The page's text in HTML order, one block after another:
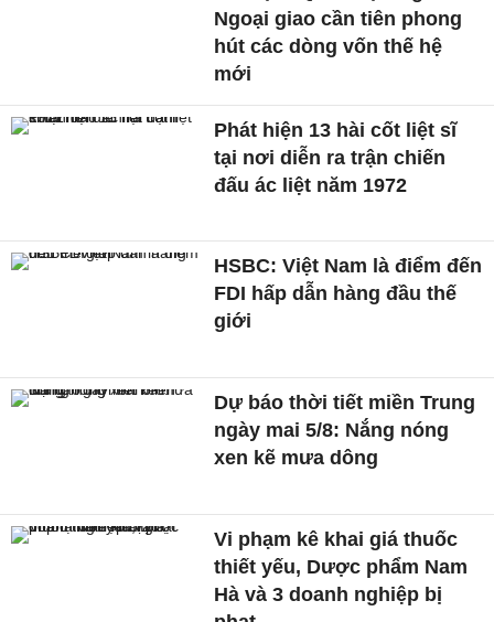
Ngoại giao cần tiên phong
hút các dòng vốn thế hệ
mới
Phát hiện 13 hài cốt liệt sĩ
tại nơi diễn ra trận chiến
đấu ác liệt năm 1972
HSBC: Việt Nam là điểm đến
FDI hấp dẫn hàng đầu thế
giới
Dự báo thời tiết miền Trung
ngày mai 5/8: Nắng nóng
xen kẽ mưa dông
Vi phạm kê khai giá thuốc
thiết yếu, Dược phẩm Nam
Hà và 3 doanh nghiệp bị